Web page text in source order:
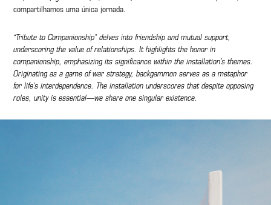
compartilhamos uma única jornada.
“Tribute to Companionship" delves into friendship and mutual support,
underscoring the value of relationships. It highlights the honor in
companionship, emphasizing its significance within the installation's themes.
Originating as a game of war strategy, backgammon serves as a metaphor
for life's interdependence. The installation underscores that despite opposing
roles, unity is essential—we share one singular existence.